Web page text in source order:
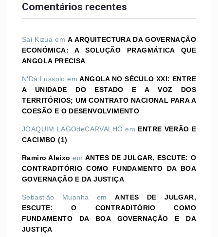
Comentários recentes
Sai Kizua emA ARQUITECTURA DA GOVERNAÇÃO
ECONÓMICA: A SOLUÇÃO PRAGMÁTICA QUE
ANGOLA PRECISA
N'Dá Lussolo emANGOLA NO SÉCULO XXI: ENTRE
A UNIDADE DO ESTADO E A VOZ DOS
TERRITÓRIOS; UM CONTRATO NACIONAL PARA A
COESÃO E O DESENVOLVIMENTO
JOAQUIM LAGOdeCARVALHO em ENTRE VERÃO E
CACIMBO (1)
Ramiro Aleixo emANTES DE JULGAR, ESCUTE: O
CONTRADITÓRIO COMO FUNDAMENTO DA BOA
GOVERNAÇÃO E DA JUSTIÇA
Sebastião Muanha emANTES DE JULGAR,
ESCUTE: O CONTRADITÓRIO COMO
FUNDAMENTO DA BOA GOVERNAÇÃO E DA
JUSTIÇA